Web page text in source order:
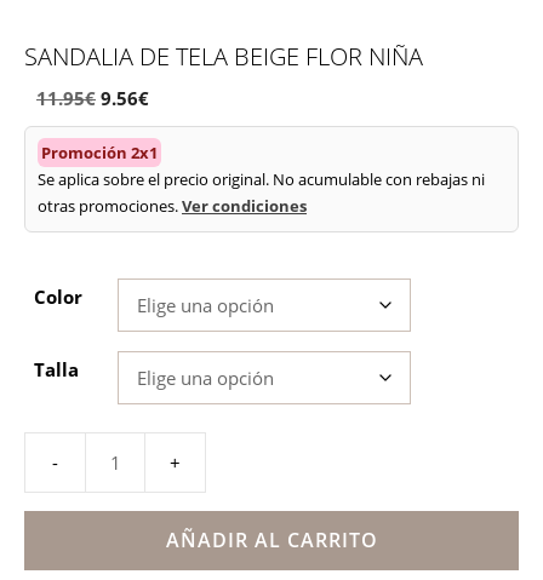
SANDALIA DE TELA BEIGE FLOR NIÑA
11.95€ El
precio
original
era:
11.95€.
9.56€El
precio
actual
es:
9.56€.
Promoción 2x1
Se aplica sobre el precio original. No acumulable con rebajas ni
otras promociones.Ver condiciones
Color
Talla
de
tela
beige
AÑADIR AL CARRITO